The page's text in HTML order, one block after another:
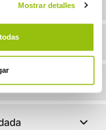
Mostrar detalles